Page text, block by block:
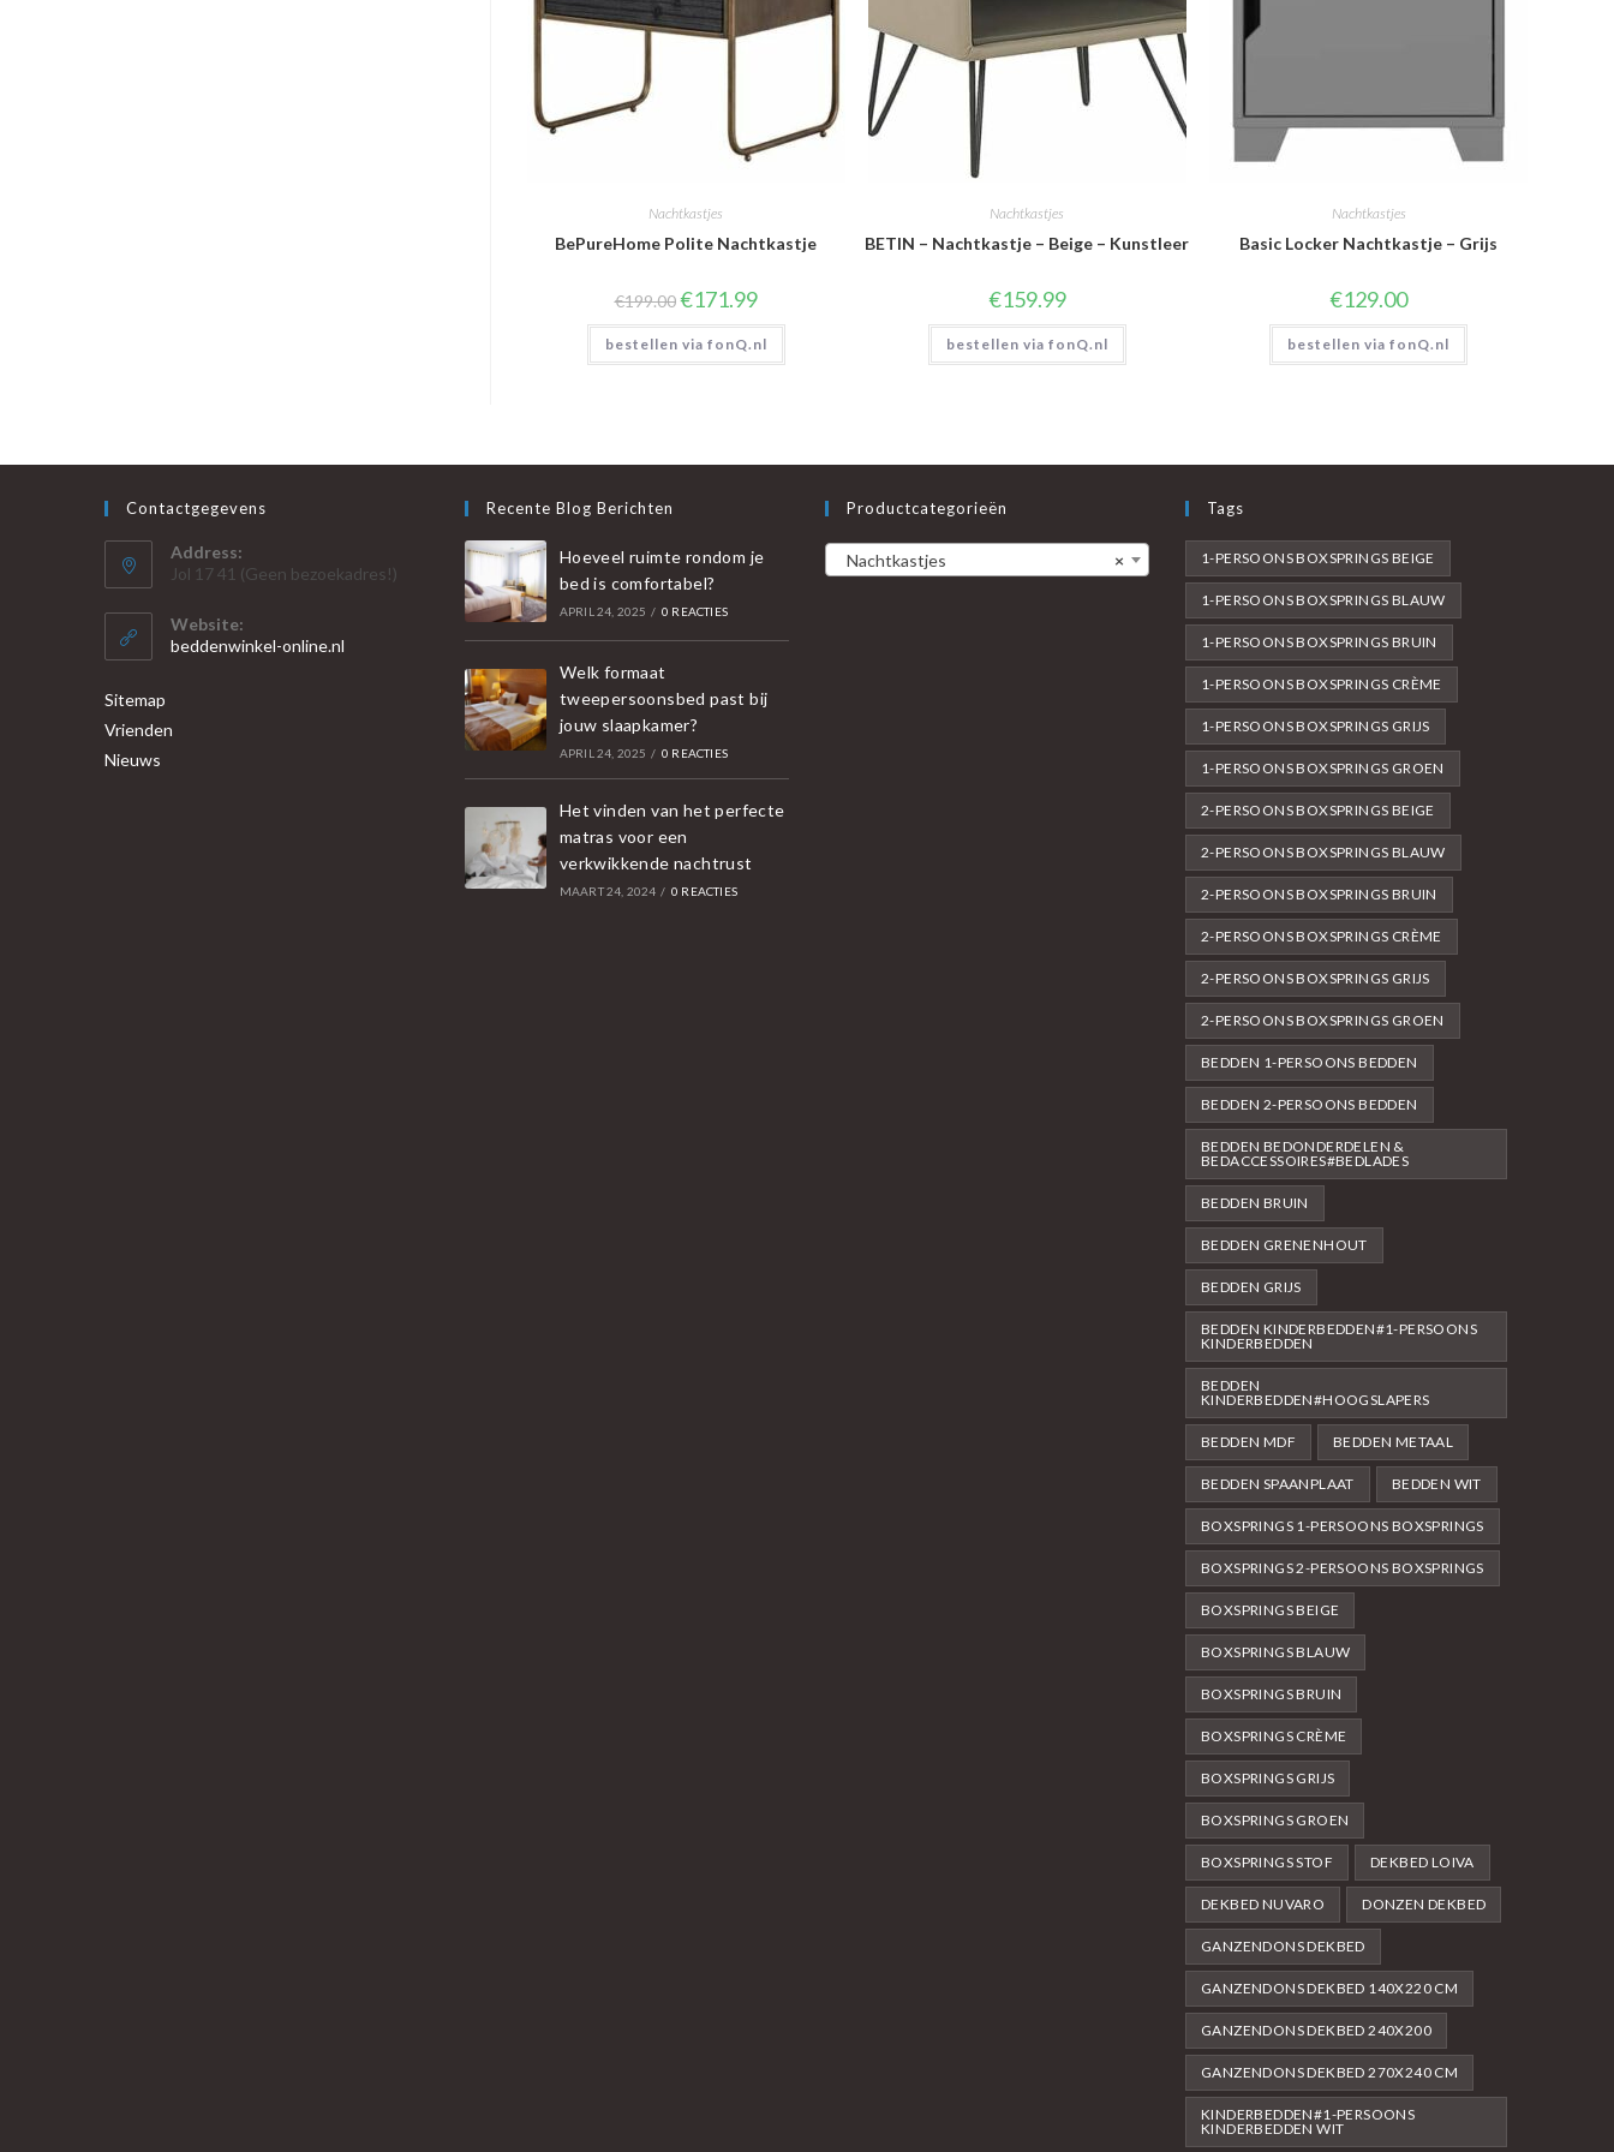
Nachtkastjes
BePureHome Polite Nachtkastje
€199.00Oorspronkelijke
prijs
was:
€199.00.
€171.99Huidige
is:
€171.99.
bestellen via fonQ.nl
Nachtkastjes
BETIN – Nachtkastje – Beige – Kunstleer
€159.99
bestellen via fonQ.nl
Nachtkastjes
Basic Locker Nachtkastje – Grijs
€129.00
bestellen via fonQ.nl
Contactgegevens
Address:
Jol 17 41 (Geen bezoekadres!)
Website:
beddenwinkel-online.nl
Sitemap
Vrienden
Nieuws
Recente Blog Berichten
Hoeveel ruimte rondom je
bed is comfortabel?
APRIL 24, 2025 / 0 REACTIES
Welk formaat
tweepersoonsbed past bij
jouw slaapkamer?
APRIL 24, 2025 / 0 REACTIES
Het vinden van het perfecte
matras voor een
verkwikkende nachtrust
MAART 24, 2024 / 0 REACTIES
Productcategorieën
×
Nachtkastjes
Tags
1-PERSOONS BOXSPRINGS BEIGE
1-PERSOONS BOXSPRINGS BLAUW
1-PERSOONS BOXSPRINGS BRUIN
1-PERSOONS BOXSPRINGS CRÈME
1-PERSOONS BOXSPRINGS GRIJS
1-PERSOONS BOXSPRINGS GROEN
2-PERSOONS BOXSPRINGS BEIGE
2-PERSOONS BOXSPRINGS BLAUW
2-PERSOONS BOXSPRINGS BRUIN
2-PERSOONS BOXSPRINGS CRÈME
2-PERSOONS BOXSPRINGS GRIJS
2-PERSOONS BOXSPRINGS GROEN
BEDDEN 1-PERSOONS BEDDEN
BEDDEN 2-PERSOONS BEDDEN
BEDDEN BEDONDERDELEN &
BEDACCESSOIRES#BEDLADES
BEDDEN BRUIN
BEDDEN GRENENHOUT
BEDDEN GRIJS
BEDDEN KINDERBEDDEN#1-PERSOONS
KINDERBEDDEN
BEDDEN
KINDERBEDDEN#HOOGSLAPERS
BEDDEN MDF BEDDEN METAAL
BEDDEN SPAANPLAAT BEDDEN WIT
BOXSPRINGS 1-PERSOONS BOXSPRINGS
BOXSPRINGS 2-PERSOONS BOXSPRINGS
BOXSPRINGS BEIGE
BOXSPRINGS BLAUW
BOXSPRINGS BRUIN
BOXSPRINGS CRÈME
BOXSPRINGS GRIJS
BOXSPRINGS GROEN
BOXSPRINGS STOF DEKBED LOIVA
DEKBED NUVARO DONZEN DEKBED
GANZENDONS DEKBED
GANZENDONS DEKBED 140X220 CM
GANZENDONS DEKBED 240X200
GANZENDONS DEKBED 270X240 CM
KINDERBEDDEN#1-PERSOONS
KINDERBEDDEN WIT